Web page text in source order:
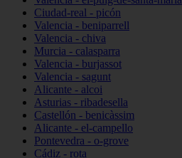
Ciudad-real - picón
Valencia - beniparrell
Valencia - chiva
Murcia - calasparra
Valencia - burjassot
Valencia - sagunt
Alicante - alcoi
Asturias - ribadesella
Castellón - benicàssim
Alicante - el-campello
Pontevedra - o-grove
Cádiz - rota